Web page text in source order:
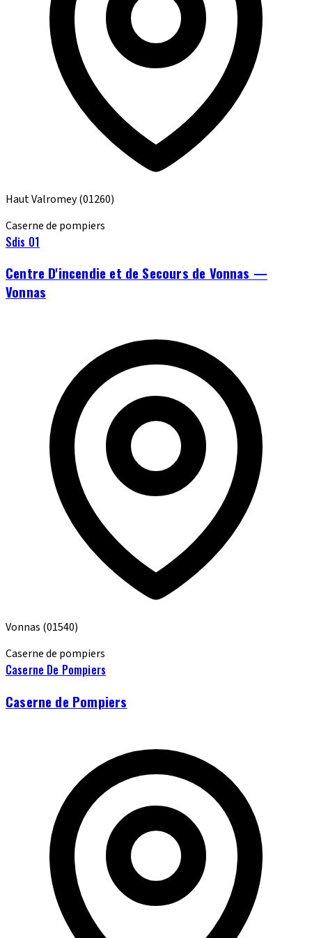
Haut Valromey(01260)
Caserne de pompiers
Sdis 01
Centre D'incendie et de Secours de Vonnas —
Vonnas
Vonnas (01540)
Caserne de pompiers
Caserne De Pompiers
Caserne de Pompiers